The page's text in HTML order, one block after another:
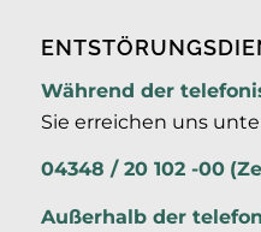
Während der
Sie erreichen uns
04348 / 20 102 -00
Außerhalb der